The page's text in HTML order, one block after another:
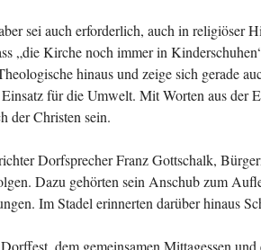
sei auch erforderlich, auch in religiöser
„die Kirche noch immer in
hinaus und zeige sich gerade
für die Umwelt. Mit Worten aus der
der Christen sein.
Dorfsprecher Franz Gottschalk,
Dazu gehörten sein Anschub zum
Im Stadel erinnerten darüber hinaus
dem gemeinsamen Mittagessen